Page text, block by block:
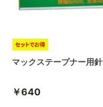
マックステープナー用針
￥640